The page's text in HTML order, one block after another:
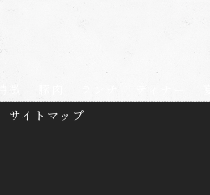
サイトマップ